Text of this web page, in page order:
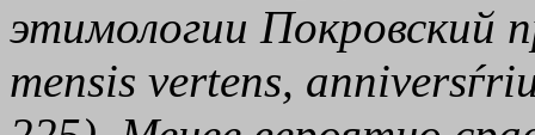
этимологии Покровский
mensis vertens,